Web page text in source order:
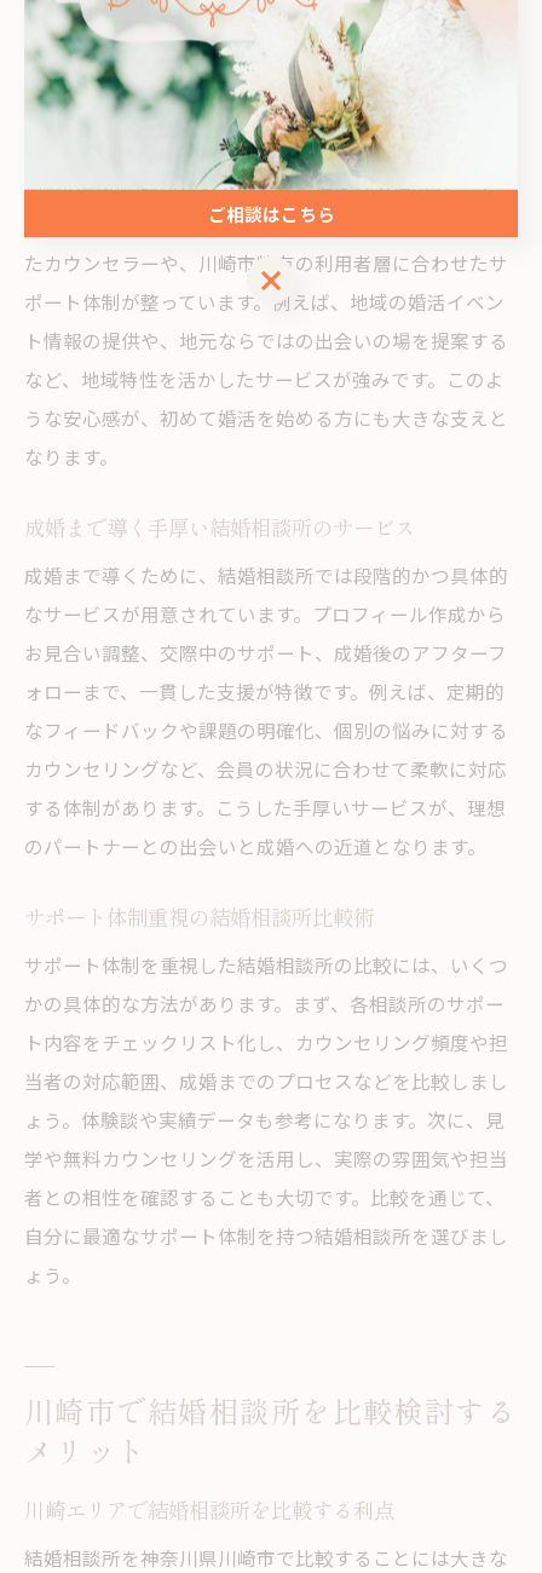
担当者の対応力を重視することで、安心して婚活を進め
られる環境が得られます。
川崎の結婚相談所で感じる安心感の理由
川崎の結婚相談所が多くの会員に選ばれる理由の一つ
は、地域密着型の安心感です。地元の婚活事情に精通し
たカウンセラーや、川崎市特有の利用者層に合わせたサ
ポート体制が整っています。例えば、地域の婚活イベン
ト情報の提供や、地元ならではの出会いの場を提案する
など、地域特性を活かしたサービスが強みです。このよ
うな安心感が、初めて婚活を始める方にも大きな支えと
なります。
成婚まで導く手厚い結婚相談所のサービス
成婚まで導くために、結婚相談所では段階的かつ具体的
なサービスが用意されています。プロフィール作成から
お見合い調整、交際中のサポート、成婚後のアフターフ
ォローまで、一貫した支援が特徴です。例えば、定期的
なフィードバックや課題の明確化、個別の悩みに対する
カウンセリングなど、会員の状況に合わせて柔軟に対応
する体制があります。こうした手厚いサービスが、理想
のパートナーとの出会いと成婚への近道となります。
サポート体制重視の結婚相談所比較術
サポート体制を重視した結婚相談所の比較には、いくつ
かの具体的な方法があります。まず、各相談所のサポー
ト内容をチェックリスト化し、カウンセリング頻度や担
当者の対応範囲、成婚までのプロセスなどを比較しまし
ょう。体験談や実績データも参考になります。次に、見
学や無料カウンセリングを活用し、実際の雰囲気や担当
者との相性を確認することも大切です。比較を通じて、
自分に最適なサポート体制を持つ結婚相談所を選びまし
ょう。
川崎市で結婚相談所を比較検討する
メリット
川崎エリアで結婚相談所を比較する利点
結婚相談所を神奈川県川崎市で比較することには大きな
ご相談はこちら
ご相談はこちら